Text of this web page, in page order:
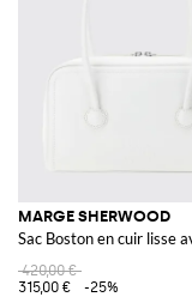
MARGE SHERWOOD
Sac Boston en cuir lisse
420,00 €
315,00 €
-25%